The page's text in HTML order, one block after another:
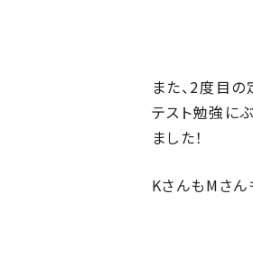
また、2度目
テスト勉強に
ました！
KさんもMさん